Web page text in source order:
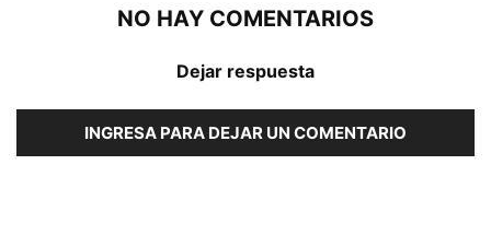
NO HAY COMENTARIOS
Dejar respuesta
INGRESA PARA DEJAR UN COMENTARIO